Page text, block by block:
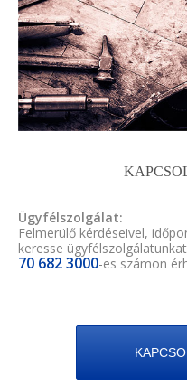
Ügyfélszolgálat:
Felmerülő kérdéseivel,
keresse
70 682 3000-es számon